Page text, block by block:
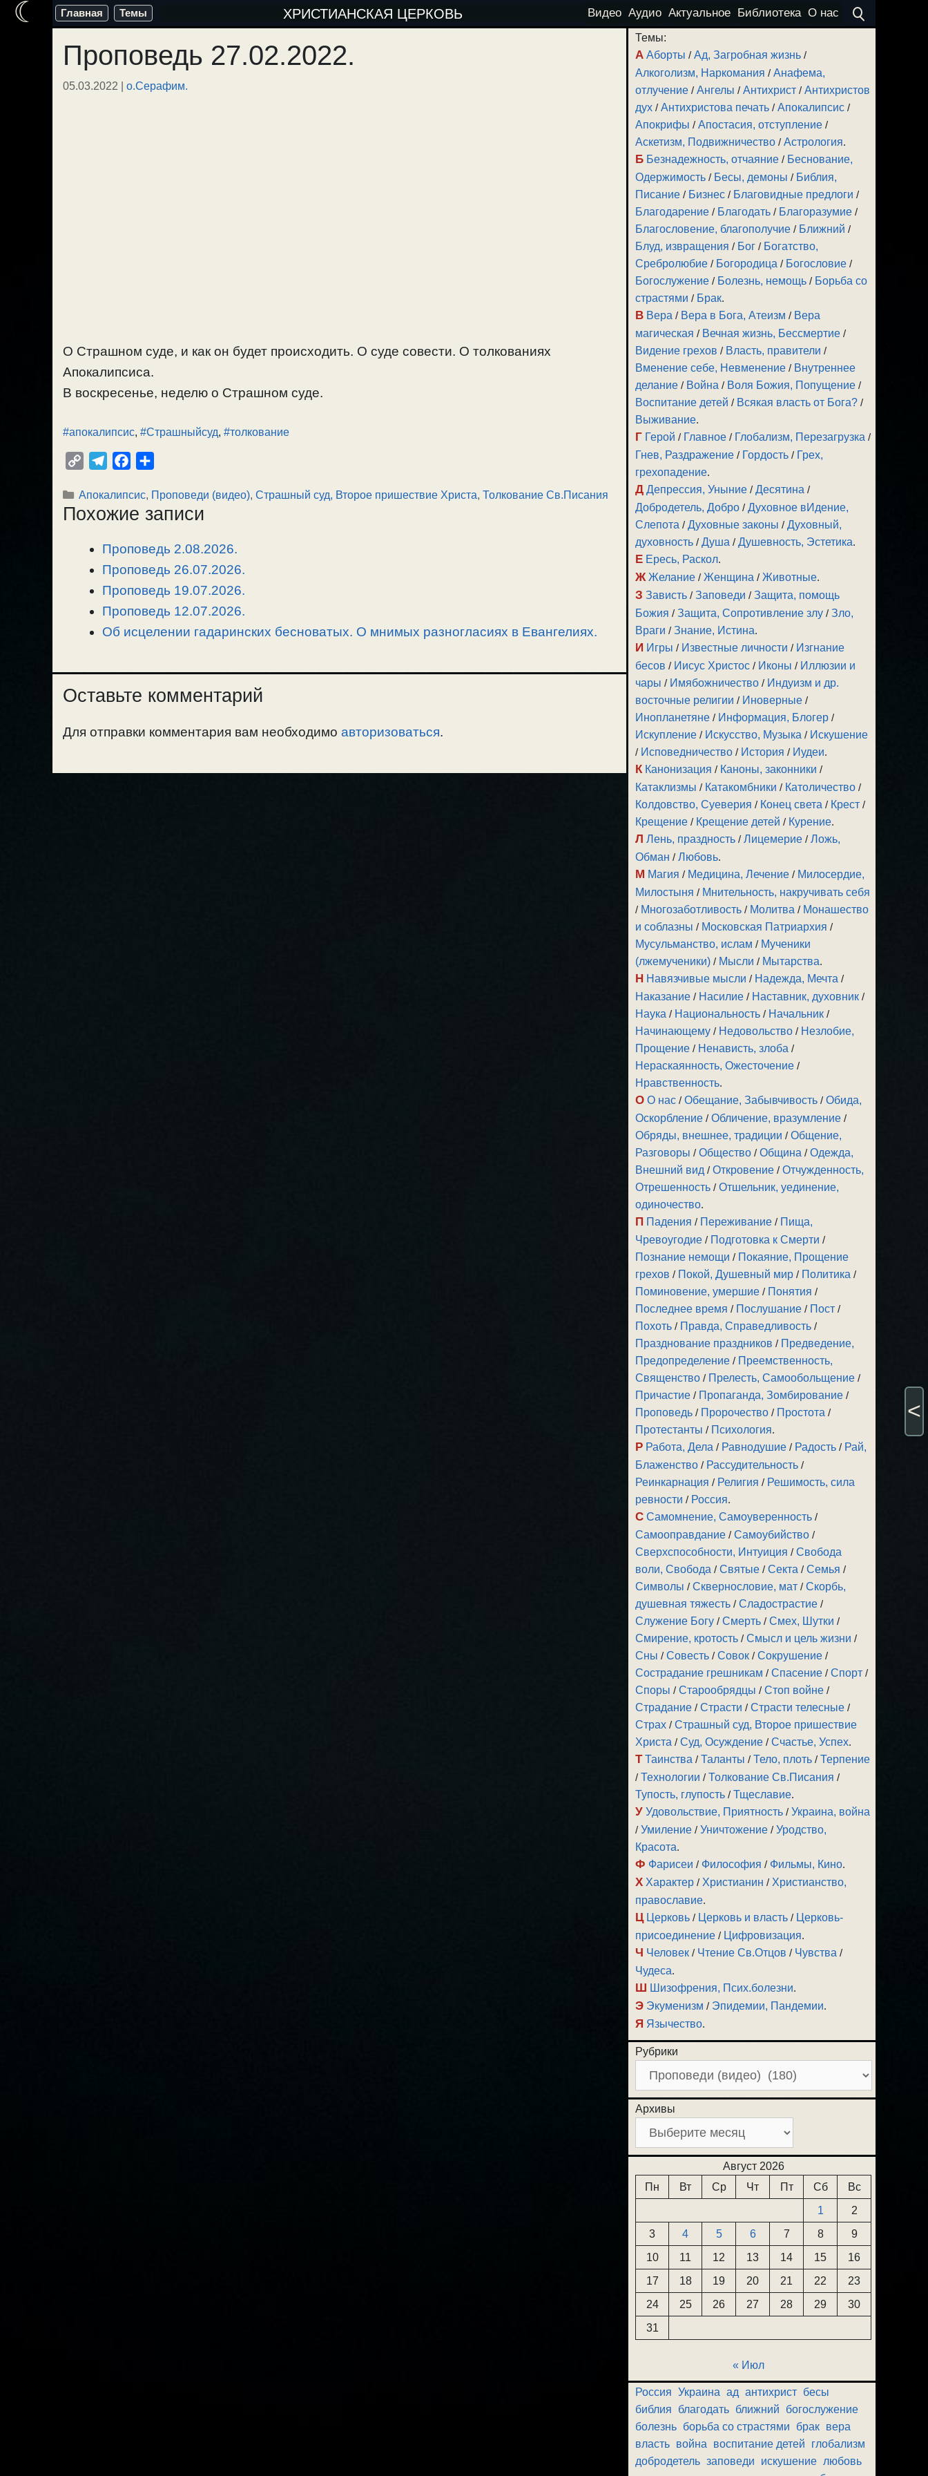
Перейти
содержимому
Главная Темы ХРИСТИАНСКАЯ ЦЕРКОВЬ Видео Аудио Актуальное Библиотека О нас
Проповедь 27.02.2022.
05.03.2022 | о.Серафим.
О Страшном суде, и как он будет происходить. О суде совести. О толкованиях
Апокалипсиса.
В воскресенье, неделю о Страшном суде.
#апокалипсис, #Страшныйсуд, #толкование
p
y
l
e
a
m
c
e
o
o
k
п
р
в
и
т
Рубрики
Апокалипсис, Проповеди (видео), Страшный суд, Второе пришествие Христа, Толкование Св.Писания
Похожие записи
Проповедь 2.08.2026.
Проповедь 26.07.2026.
Проповедь 19.07.2026.
Проповедь 12.07.2026.
Об исцелении гадаринских бесноватых. О мнимых разногласиях в Евангелиях.
Оставьте комментарий
Для отправки комментария вам необходимо авторизоваться.
Темы:
А Аборты /Ад, Загробная жизнь /
Алкоголизм, Наркомания /Анафема,
отлучение /Ангелы /Антихрист /Антихристов
дух /Антихристова печать /Апокалипсис /
Апокрифы /Апостасия, отступление /
Аскетизм, Подвижничество /Астрология.
Б Безнадежность, отчаяние / Беснование,
Одержимость / Бесы, демоны / Библия,
Писание / Бизнес / Благовидные предлоги /
Благодарение / Благодать / Благоразумие /
Благословение, благополучие / Ближний /
Блуд, извращения / Бог / Богатство,
Сребролюбие / Богородица / Богословие /
Богослужение / Болезнь, немощь / Борьба со
страстями / Брак.
В Вера / Вера в Бога, Атеизм / Вера
магическая / Вечная жизнь, Бессмертие /
Видение грехов / Власть, правители /
Вменение себе, Невменение / Внутреннее
делание / Война / Воля Божия, Попущение /
Воспитание детей / Всякая власть от Бога? /
Выживание.
Г Герой / Главное / Глобализм, Перезагрузка /
Гнев, Раздражение / Гордость / Грех,
грехопадение.
Д Депрессия, Уныние /Десятина /
Добродетель, Добро /Духовное вИдение,
Слепота /Духовные законы /Духовный,
духовность /Душа /Душевность, Эстетика.
Е Ересь, Раскол.
Ж Желание /Женщина /Животные.
З Зависть /Заповеди /Защита, помощь
Божия /Защита, Сопротивление злу /Зло,
Враги /Знание, Истина.
И Игры / Известные личности / Изгнание
бесов / Иисус Христос / Иконы / Иллюзии и
чары / Имябожничество / Индуизм и др.
восточные религии / Иноверные /
Инопланетяне / Информация, Блогер /
Искупление / Искусство, Музыка / Искушение
/ Исповедничество / История / Иудеи.
К Канонизация / Каноны, законники /
Катаклизмы / Катакомбники / Католичество /
Колдовство, Суеверия / Конец света / Крест /
Крещение / Крещение детей / Курение.
Л Лень, праздность /Лицемерие /Ложь,
Обман /Любовь.
М Магия / Медицина, Лечение / Милосердие,
Милостыня / Мнительность, накручивать себя
/ Многозаботливость / Молитва / Монашество
и соблазны / Московская Патриархия /
Мусульманство, ислам / Мученики
(лжемученики) / Мысли / Мытарства.
Н Навязчивые мысли / Надежда, Мечта /
Наказание / Насилие / Наставник, духовник /
Наука / Национальность / Начальник /
Начинающему / Недовольство / Незлобие,
Прощение / Ненависть, злоба /
Нераскаянность, Ожесточение /
Нравственность.
О О нас /Обещание, Забывчивость /Обида,
Оскорбление /Обличение, вразумление /
Обряды, внешнее, традиции /Общение,
Разговоры /Общество /Община /Одежда,
Внешний вид /Откровение /Отчужденность,
Отрешенность /Отшельник, уединение,
одиночество.
П Падения / Переживание / Пища,
Чревоугодие / Подготовка к Смерти /
Познание немощи / Покаяние, Прощение
грехов / Покой, Душевный мир / Политика /
Поминовение, умершие / Понятия /
Последнее время / Послушание / Пост /
Похоть / Правда, Справедливость /
Празднование праздников / Предведение,
Предопределение / Преемственность,
Священство / Прелесть, Самообольщение /
Причастие / Пропаганда, Зомбирование /
Проповедь / Пророчество / Простота /
Протестанты / Психология.
Р Работа, Дела / Равнодушие / Радость / Рай,
Блаженство / Рассудительность /
Реинкарнация / Религия / Решимость, сила
ревности / Россия.
С Самомнение, Самоуверенность /
Самооправдание /Самоубийство /
Сверхспособности, Интуиция /Свобода
воли, Свобода /Святые /Секта /Семья /
Символы /Сквернословие, мат /Скорбь,
душевная тяжесть /Сладострастие /
Служение Богу /Смерть /Смех, Шутки /
Смирение, кротость /Смысл и цель жизни /
Сны /Совесть /Совок /Сокрушение /
Сострадание грешникам /Спасение /Спорт /
Споры /Старообрядцы /Стоп войне /
Страдание /Страсти /Страсти телесные /
Страх /Страшный суд, Второе пришествие
Христа /Суд, Осуждение /Счастье, Успех.
Т Таинства /Таланты /Тело, плоть /Терпение
/Технологии /Толкование Св.Писания /
Тупость, глупость /Тщеславие.
У Удовольствие, Приятность /Украина, война
/Умиление /Уничтожение /Уродство,
Красота.
Ф Фарисеи / Философия / Фильмы, Кино.
Х Характер / Христианин / Христианство,
православие.
Ц Церковь / Церковь и власть / Церковь-
присоединение / Цифровизация.
Ч Человек / Чтение Св.Отцов / Чувства /
Чудеса.
Ш Шизофрения, Псих.болезни.
Э Экуменизм / Эпидемии, Пандемии.
Я Язычество.
Рубрики
Архивы
Август 2026
Пн
Вт Ср Чт Пт Сб
Вс
1
2
3
4 5 6 7 8
9
10
11 12 13 14 15
16
17
18 19 20 21 22
23
24
25 26 27 28 29
30
31
« Июл
Россия Украина ад антихрист бесы
библия
благодать ближний
богослужение
болезнь борьба со страстями брак вера
власть война воспитание детей
глобализм
добродетель заповеди искушение любовь
☾
<